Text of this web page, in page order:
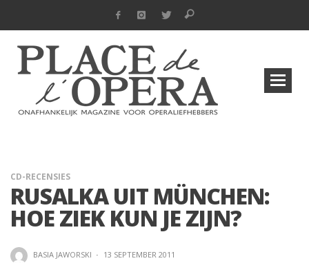
CD-RECENSIES
RUSALKA UIT MÜNCHEN:
HOE ZIEK KUN JE ZIJN?
BASIA JAWORSKI · 13 SEPTEMBER 2011